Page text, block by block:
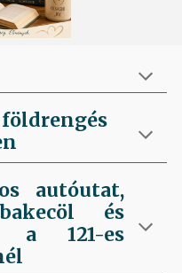
autóutat,
és
a 121-es